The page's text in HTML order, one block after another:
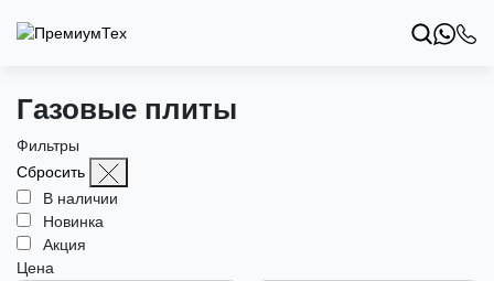
Газовые плиты
Фильтры
Сбросить
В наличии
Новинка
Акция
Цена